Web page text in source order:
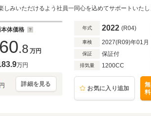
ジャック/Bluetooth接続
体価格
.8 万円
万円
円 詳細を見る
年式 2022 (R04)
車検 2027(R09)年01月
保証 保証付
排気量 1200CC
お気に入り追加
無
料